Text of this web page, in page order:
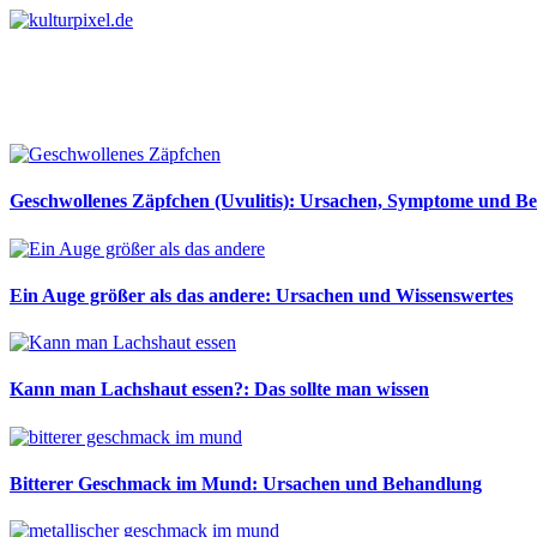
Geschwollenes Zäpfchen (Uvulitis): Ursachen, Symptome und
Ein Auge größer als das andere: Ursachen und Wissenswertes
Kann man Lachshaut essen?: Das sollte man wissen
Bitterer Geschmack im Mund: Ursachen und Behandlung